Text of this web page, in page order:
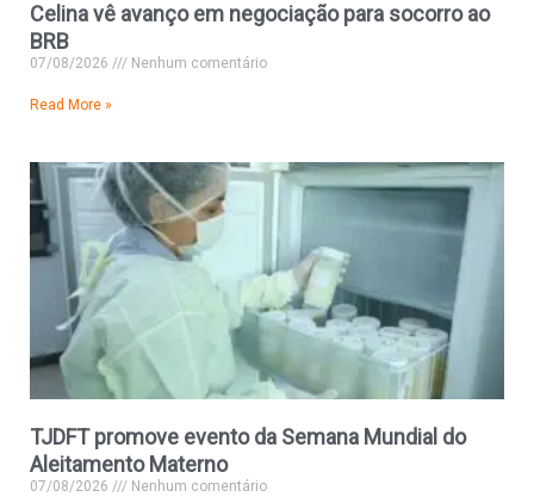
Celina vê avanço em negociação para socorro ao
BRB
07/08/2026 Nenhum comentário
Read More »
TJDFT promove evento da Semana Mundial do
Aleitamento Materno
07/08/2026 Nenhum comentário